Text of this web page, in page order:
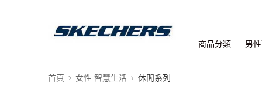
商品分類 男
首頁 女性 智慧生活 休閒系列